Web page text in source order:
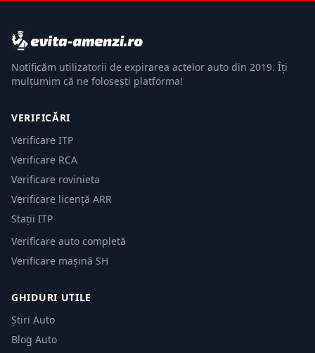
Notificăm utilizatorii de expirarea actelor auto din 2019. Îți
mulțumim că ne folosești platforma!
VERIFICĂRI
Verificare ITP
Verificare RCA
Verificare rovinieta
Verificare licență ARR
Stații ITP
Verificare auto completă
Verificare mașină SH
GHIDURI UTILE
Știri Auto
Blog Auto